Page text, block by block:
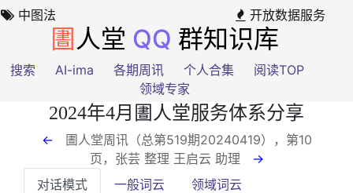
中图法 开放数据服务
圕 人堂 QQ 群知识库
搜索 AI-ima 各期周讯 个人合集
阅读TOP
领域专家
2024年4月圕人堂服务体系分享
←
圕人堂周讯（总第519期20240419），第10
页 ，张芸 整理 王启云 助理
→
对话模式
一般词云 领域词云